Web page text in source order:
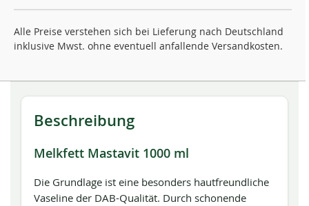
Alle Preise verstehen sich bei Lieferung nach Deutschland
inklusive Mwst. ohne eventuell anfallende Versandkosten.
Beschreibung
Melkfett Mastavit 1000 ml
Die Grundlage ist eine besonders hautfreundliche
Vaseline der DAB-Qualität. Durch schonende